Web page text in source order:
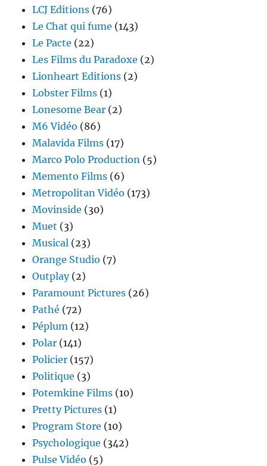
LCJ Editions (76)
Le Chat qui fume (143)
Le Pacte (22)
Les Films du Paradoxe (2)
Lionheart Editions (2)
Lobster Films (1)
Lonesome Bear (2)
M6 Vidéo (86)
Malavida Films (17)
Marco Polo Production (5)
Memento Films (6)
Metropolitan Vidéo (173)
Movinside (30)
Muet (3)
Musical (23)
Orange Studio (7)
Outplay(2)
Paramount Pictures (26)
Pathé (72)
Péplum (12)
Polar (141)
Policier (157)
Politique (3)
Potemkine Films (10)
Pretty Pictures (1)
Program Store (10)
Psychologique (342)
Pulse Vidéo (5)